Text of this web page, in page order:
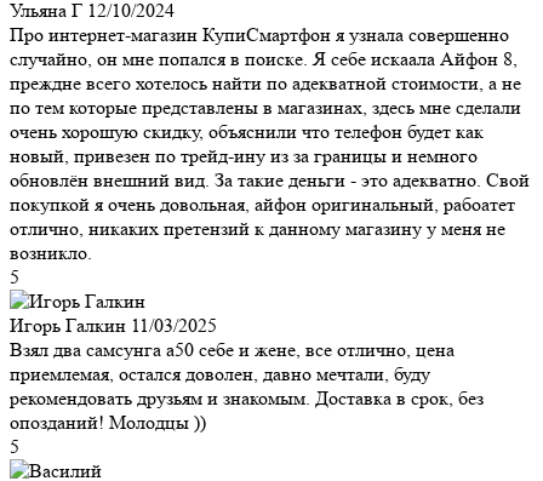
Ульяна Г 12/10/2024
Про интернет-магазин КупиСмартфон я узнала совершенно
случайно, он мне попался в поиске. Я себе искаала Айфон 8,
преждне всего хотелось найти по адекватной стоимости, а не
по тем которые представлены в магазинах, здесь мне сделали
очень хорошую скидку, объяснили что телефон будет как
новый, привезен по трейд-ину из за границы и немного
обновлён внешний вид. За такие деньги - это адекватно. Свой
покупкой я очень довольная, айфон оригинальный, рабоатет
отлично, никаких претензий к данному магазину у меня не
возникло.
5
Игорь Галкин 11/03/2025
Взял два самсунга а50 себе и жене, все отлично, цена
приемлемая, остался доволен, давно мечтали, буду
рекомендовать друзьям и знакомым. Доставка в срок, без
опозданий! Молодцы ))
5